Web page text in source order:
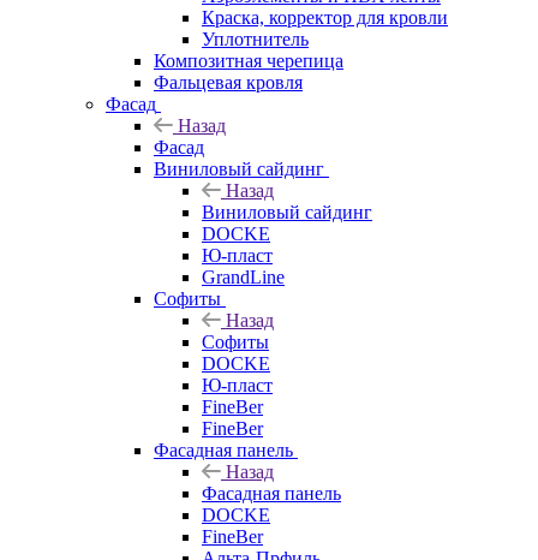
Краска, корректор для кровли
Уплотнитель
Композитная черепица
Фальцевая кровля
Фасад
Назад
Фасад
Виниловый сайдинг
Назад
Виниловый сайдинг
DOCKE
Ю-пласт
GrandLine
Софиты
Назад
Софиты
DOCKE
Ю-пласт
FineBer
FineBer
Фасадная панель
Назад
Фасадная панель
DOCKE
FineBer